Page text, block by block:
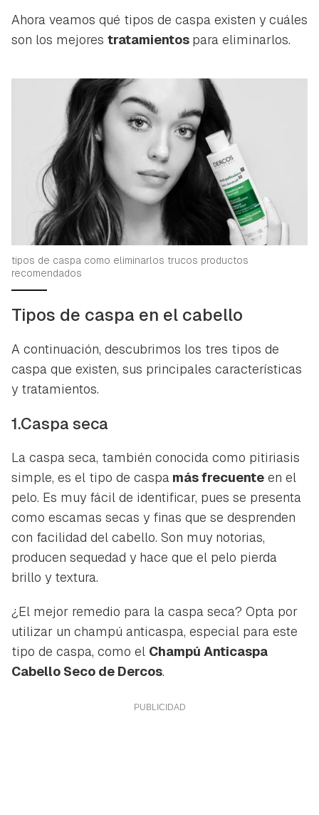
Ahora veamos qué tipos de caspa existen y cuáles
son los mejores tratamientos para eliminarlos.
tipos de caspa como eliminarlos trucos productos
recomendados
Tipos de caspa en el cabello
A continuación, descubrimos los tres tipos de
caspa que existen, sus principales características
y tratamientos.
1.Caspa seca
La caspa seca, también conocida como pitiriasis
simple, es el tipo de caspa más frecuente en el
pelo. Es muy fácil de identificar, pues se presenta
como escamas secas y finas que se desprenden
con facilidad del cabello. Son muy notorias,
producen sequedad y hace que el pelo pierda
brillo y textura.
¿El mejor remedio para la caspa seca? Opta por
utilizar un champú anticaspa, especial para este
tipo de caspa, como el Champú Anticaspa
Cabello Seco de Dercos.